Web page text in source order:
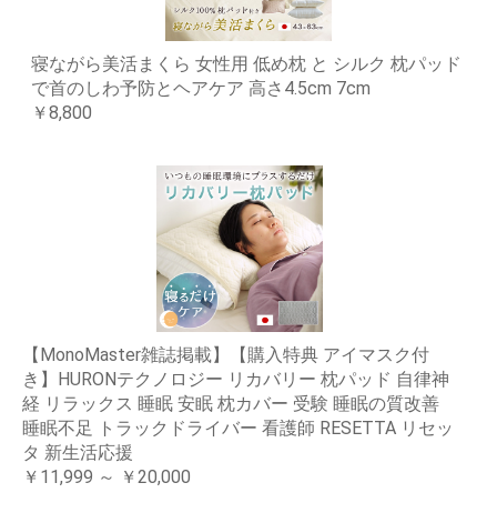
寝ながら美活まくら 女性用 低め枕 と シルク 枕パッド
で首のしわ予防とヘアケア 高さ4.5cm 7cm
￥8,800
【MonoMaster雑誌掲載】【購入特典 アイマスク付
き】HURONテクノロジー リカバリー 枕パッド 自律神
経 リラックス 睡眠 安眠 枕カバー 受験 睡眠の質改善
睡眠不足 トラックドライバー 看護師 RESETTA リセッ
タ 新生活応援
￥11,999 ～ ￥20,000